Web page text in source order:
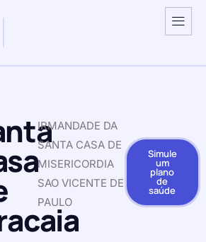
IRMANDADE DA
SANTA CASA DE
MISERICORDIA
SAO VICENTE DE
PAULO
Simule
um
plano
de
saúde